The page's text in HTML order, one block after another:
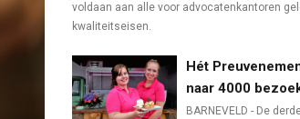
voldaan aan alle voor advocatenkantoren
kwaliteitseisen.
Hét
naar 4000
BARNEVELD - De